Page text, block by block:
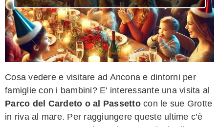
Cosa vedere e visitare ad Ancona e dintorni per
famiglie con i bambini? E' interessante una visita al
Parco del Cardeto o al Passettocon le sue Grotte
in riva al mare. Per raggiungere queste ultime c’è